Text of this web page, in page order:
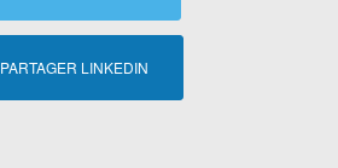
PARTAGER LINKEDIN